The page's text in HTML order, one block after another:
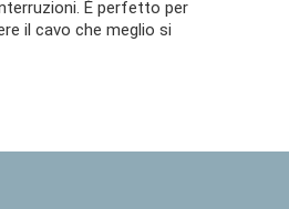
È perfetto per
il cavo che meglio si